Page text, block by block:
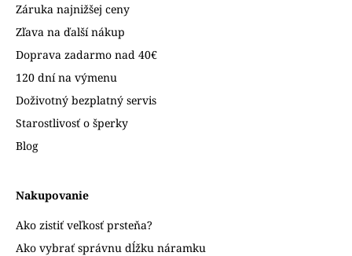
Záruka najnižšej ceny
Zľava na ďalší nákup
Doprava zadarmo nad 40€
120 dní na výmenu
Doživotný bezplatný servis
Starostlivosť o šperky
Blog
Nakupovanie
Ako zistiť veľkosť prsteňa?
Ako vybrať správnu dĺžku náramku